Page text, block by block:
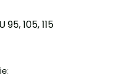
95, 105, 115